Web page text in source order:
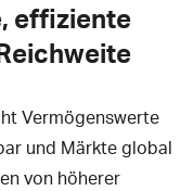
effiziente
Vermögenswerte
und Märkte global
von höherer